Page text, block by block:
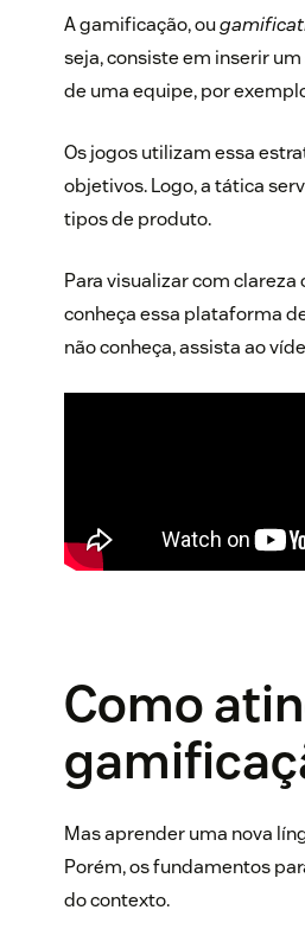
A gamificação, ou
seja, consiste em inserir
de uma equipe, por
Os jogos utilizam essa
objetivos. Logo, a tática
tipos de produto.
Para visualizar com
conheça essa plataforma
não conheça, assista ao
Como
Mas aprender uma nova
Porém, os fundamentos
do contexto.